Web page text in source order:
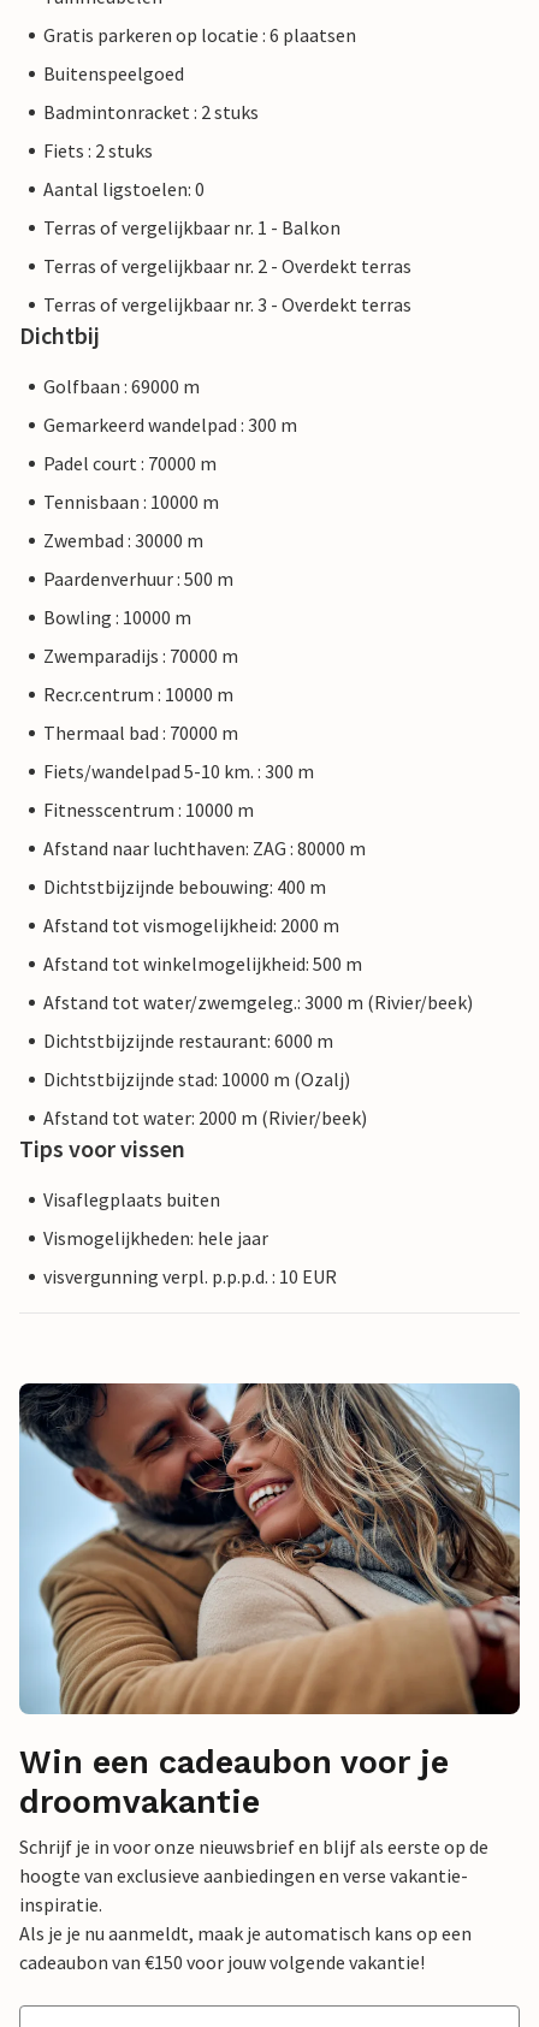
Gratis parkeren op locatie : 6 plaatsen
Buitenspeelgoed
Badmintonracket : 2 stuks
Fiets : 2 stuks
Aantal ligstoelen: 0
Terras of vergelijkbaar nr. 1 - Balkon
Terras of vergelijkbaar nr. 2 - Overdekt terras
Terras of vergelijkbaar nr. 3 - Overdekt terras
Dichtbij
Golfbaan : 69000 m
Gemarkeerd wandelpad : 300 m
Padel court : 70000 m
Tennisbaan : 10000 m
Zwembad : 30000 m
Paardenverhuur : 500 m
Bowling : 10000 m
Zwemparadijs : 70000 m
Recr.centrum : 10000 m
Thermaal bad : 70000 m
Fiets/wandelpad 5-10 km. : 300 m
Fitnesscentrum : 10000 m
Afstand naar luchthaven: ZAG : 80000 m
Dichtstbijzijnde bebouwing: 400 m
Afstand tot vismogelijkheid: 2000 m
Afstand tot winkelmogelijkheid: 500 m
Afstand tot water/zwemgeleg.: 3000 m (Rivier/beek)
Dichtstbijzijnde restaurant: 6000 m
Dichtstbijzijnde stad: 10000 m (Ozalj)
Afstand tot water: 2000 m (Rivier/beek)
Tips voor vissen
Visaflegplaats buiten
Vismogelijkheden: hele jaar
visvergunning verpl. p.p.p.d. : 10 EUR
Win een cadeaubon voor je
droomvakantie
Schrijf je in voor onze nieuwsbrief en blijf als eerste op de
hoogte van exclusieve aanbiedingen en verse vakantie-
inspiratie.
Als je je nu aanmeldt, maak je automatisch kans op een
cadeaubon van €150 voor jouw volgende vakantie!